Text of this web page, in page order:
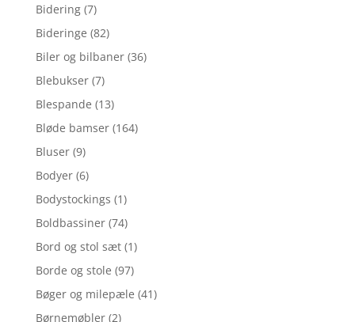
Bidering (7)
Bideringe (82)
Biler og bilbaner (36)
Blebukser (7)
Blespande (13)
Bløde bamser (164)
Bluser (9)
Bodyer (6)
Bodystockings (1)
Boldbassiner (74)
Bord og stol sæt (1)
Borde og stole (97)
Bøger og milepæle (41)
Børnemøbler (2)